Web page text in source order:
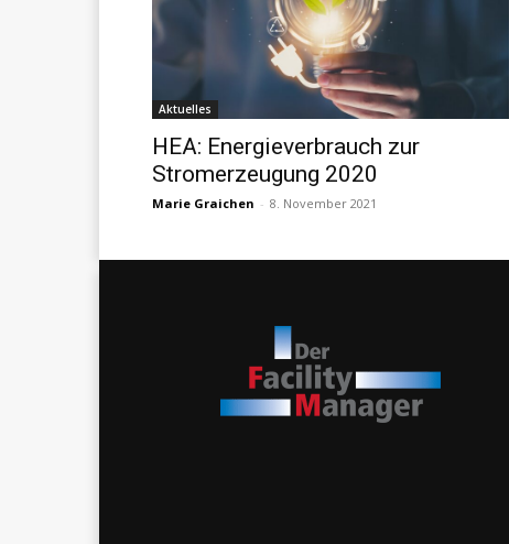
Aktuelles
HEA: Energieverbrauch zur
Stromerzeugung 2020
Marie Graichen - 8. November 2021